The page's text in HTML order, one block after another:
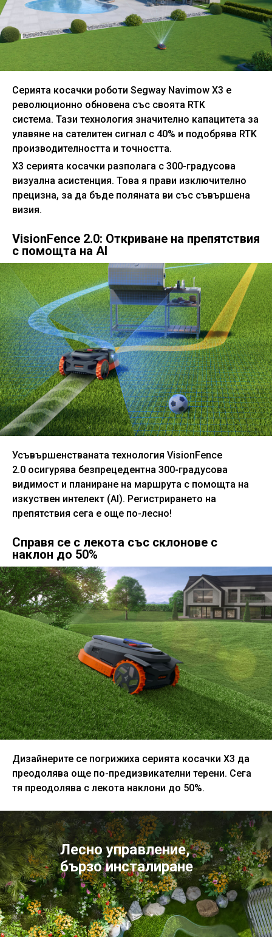
Серията косачки роботи Segway Navimow X3 е
революционно обновена със своята RTK
система. Тази технология значително капацитета за
улавяне на сателитен сигнал с 40% и подобрява RTK
производителността и точността.
X3 серията косачки разполага с 300-градусова
визуална асистенция. Това я прави изключително
прецизна, за да бъде поляната ви със съвършена
визия.
VisionFence 2.0: Откриване на препятствия
с помощта на AI
Усъвършенстваната технология VisionFence
2.0 осигурява безпрецедентна 300-градусова
видимост и планиране на маршрута с помощта на
изкуствен интелект (AI). Регистрирането на
препятствия сега е още по-лесно!
Справя се с лекота със склонове с
наклон до 50%
Дизайнерите се погрижиха серията косачки X3 да
преодолява още по-предизвикателни терени. Сега
тя преодолява с лекота наклони до 50%.
Лесно управление,
бързо инсталиране